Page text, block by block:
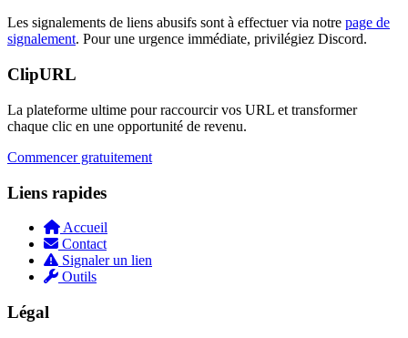
Les signalements de liens abusifs sont à effectuer via notre page de
signalement. Pour une urgence immédiate, privilégiez Discord.
ClipURL
La plateforme ultime pour raccourcir vos URL et transformer
chaque clic en une opportunité de revenu.
Commencer gratuitement
Liens rapides
Accueil
Contact
Signaler un lien
Outils
Légal